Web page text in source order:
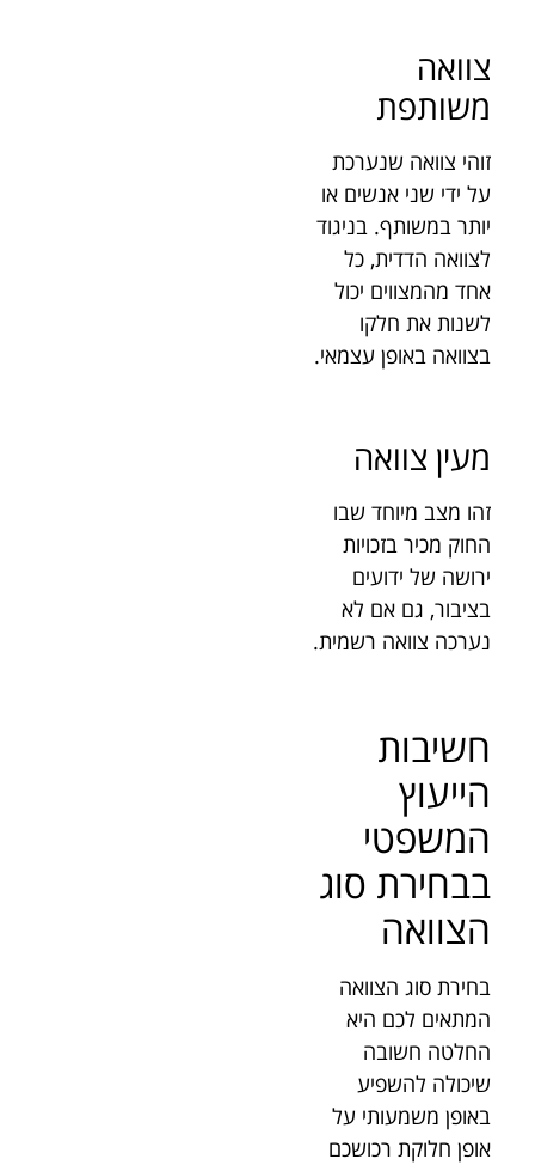
צוואה
משותפת
זוהי צוואה שנערכת
על ידי שני אנשים או
יותר במשותף. בניגוד
לצוואה הדדית, כל
אחד מהמצווים יכול
לשנות את חלקו
בצוואה באופן עצמאי.
מעין צוואה
זהו מצב מיוחד שבו
החוק מכיר בזכויות
ירושה של ידועים
בציבור, גם אם לא
נערכה צוואה רשמית.
חשיבות
הייעוץ
המשפטי
בבחירת סוג
הצוואה
בחירת סוג הצוואה
המתאים לכם היא
החלטה חשובה
שיכולה להשפיע
באופן משמעותי על
אופן חלוקת רכושכם